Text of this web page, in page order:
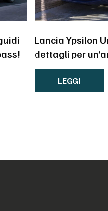
Lancia Ypsilon
dettagli per
LEGGI